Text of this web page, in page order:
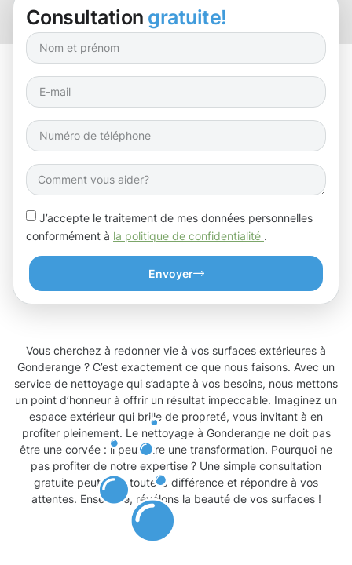
Essai de
nettoyage gratuit
Consultation gratuite!
J’accepte le traitement de mes données personnelles
conformément à la politique de confidentialité
Envoyer
Vous cherchez à redonner vie à vos surfaces extérieures à
Gonderange ? C’est exactement ce que nous faisons. Avec un
service de nettoyage qui s’adapte à vos besoins, nous mettons
un point d’honneur à offrir un résultat impeccable. Imaginez un
espace extérieur qui brille de propreté, vous invitant à en
profiter pleinement. Le nettoyage à Gonderange ne doit pas
être une corvée : il peut être une transformation. Pourquoi ne
pas profiter de notre expertise ? Une simple consultation
gratuite peut faire toute la différence et répondre à vos
attentes. Ensemble, révélons la beauté de vos surfaces !